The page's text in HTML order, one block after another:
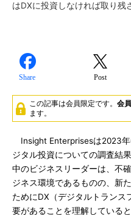
はDXに投資しなければ取り残
Share Post
この記事は会員限定です。 会
ます。
Insight Enterprisesは2023年
ジタル投資についての調査結
中のビジネスリーダーは、不
ジネス環境であるものの、新
ためにDX（デジタルトランス
要があることを理解していると